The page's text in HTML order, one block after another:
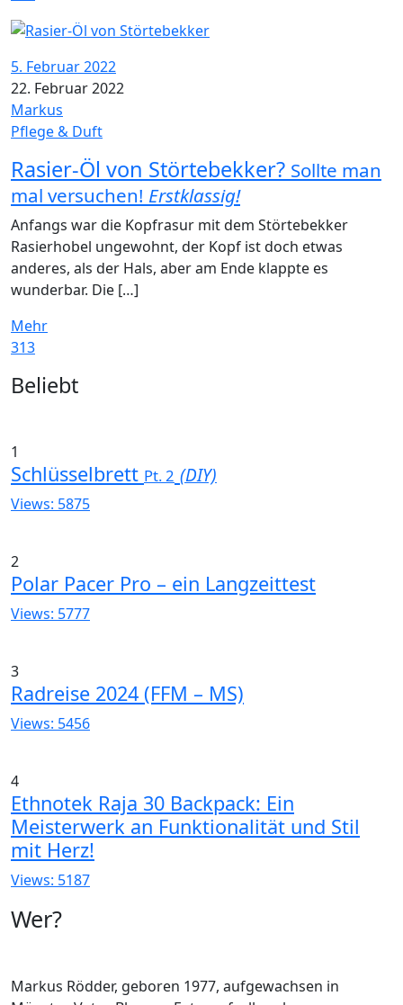
5. Februar 2022
22. Februar 2022
Markus
Pflege & Duft
Rasier-Öl von Störtebekker? Sollte man
mal versuchen! Erstklassig!
Anfangs war die Kopfrasur mit dem Störtebekker
Rasierhobel ungewohnt, der Kopf ist doch etwas
anderes, als der Hals, aber am Ende klappte es
wunderbar. Die […]
Mehr
313
Widgets
Beliebt
1
Schlüsselbrett Pt. 2 (DIY)
Views: 5875
2
Polar Pacer Pro – ein Langzeittest
Views: 5777
3
Radreise 2024 (FFM – MS)
Views: 5456
4
Ethnotek Raja 30 Backpack: Ein
Meisterwerk an Funktionalität und Stil
mit Herz!
Views: 5187
Wer?
Markus Rödder, geboren 1977, aufgewachsen in